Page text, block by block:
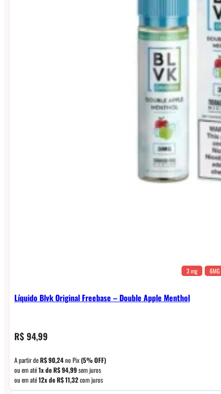
3 mg 6MG
Líquido Blvk Original Freebase – Double Apple Menthol
R$94,99
A partir deR$90,24no Pix(5% OFF)
ou em até1x deR$94,99sem juros
ou em até12x deR$11,32com juros